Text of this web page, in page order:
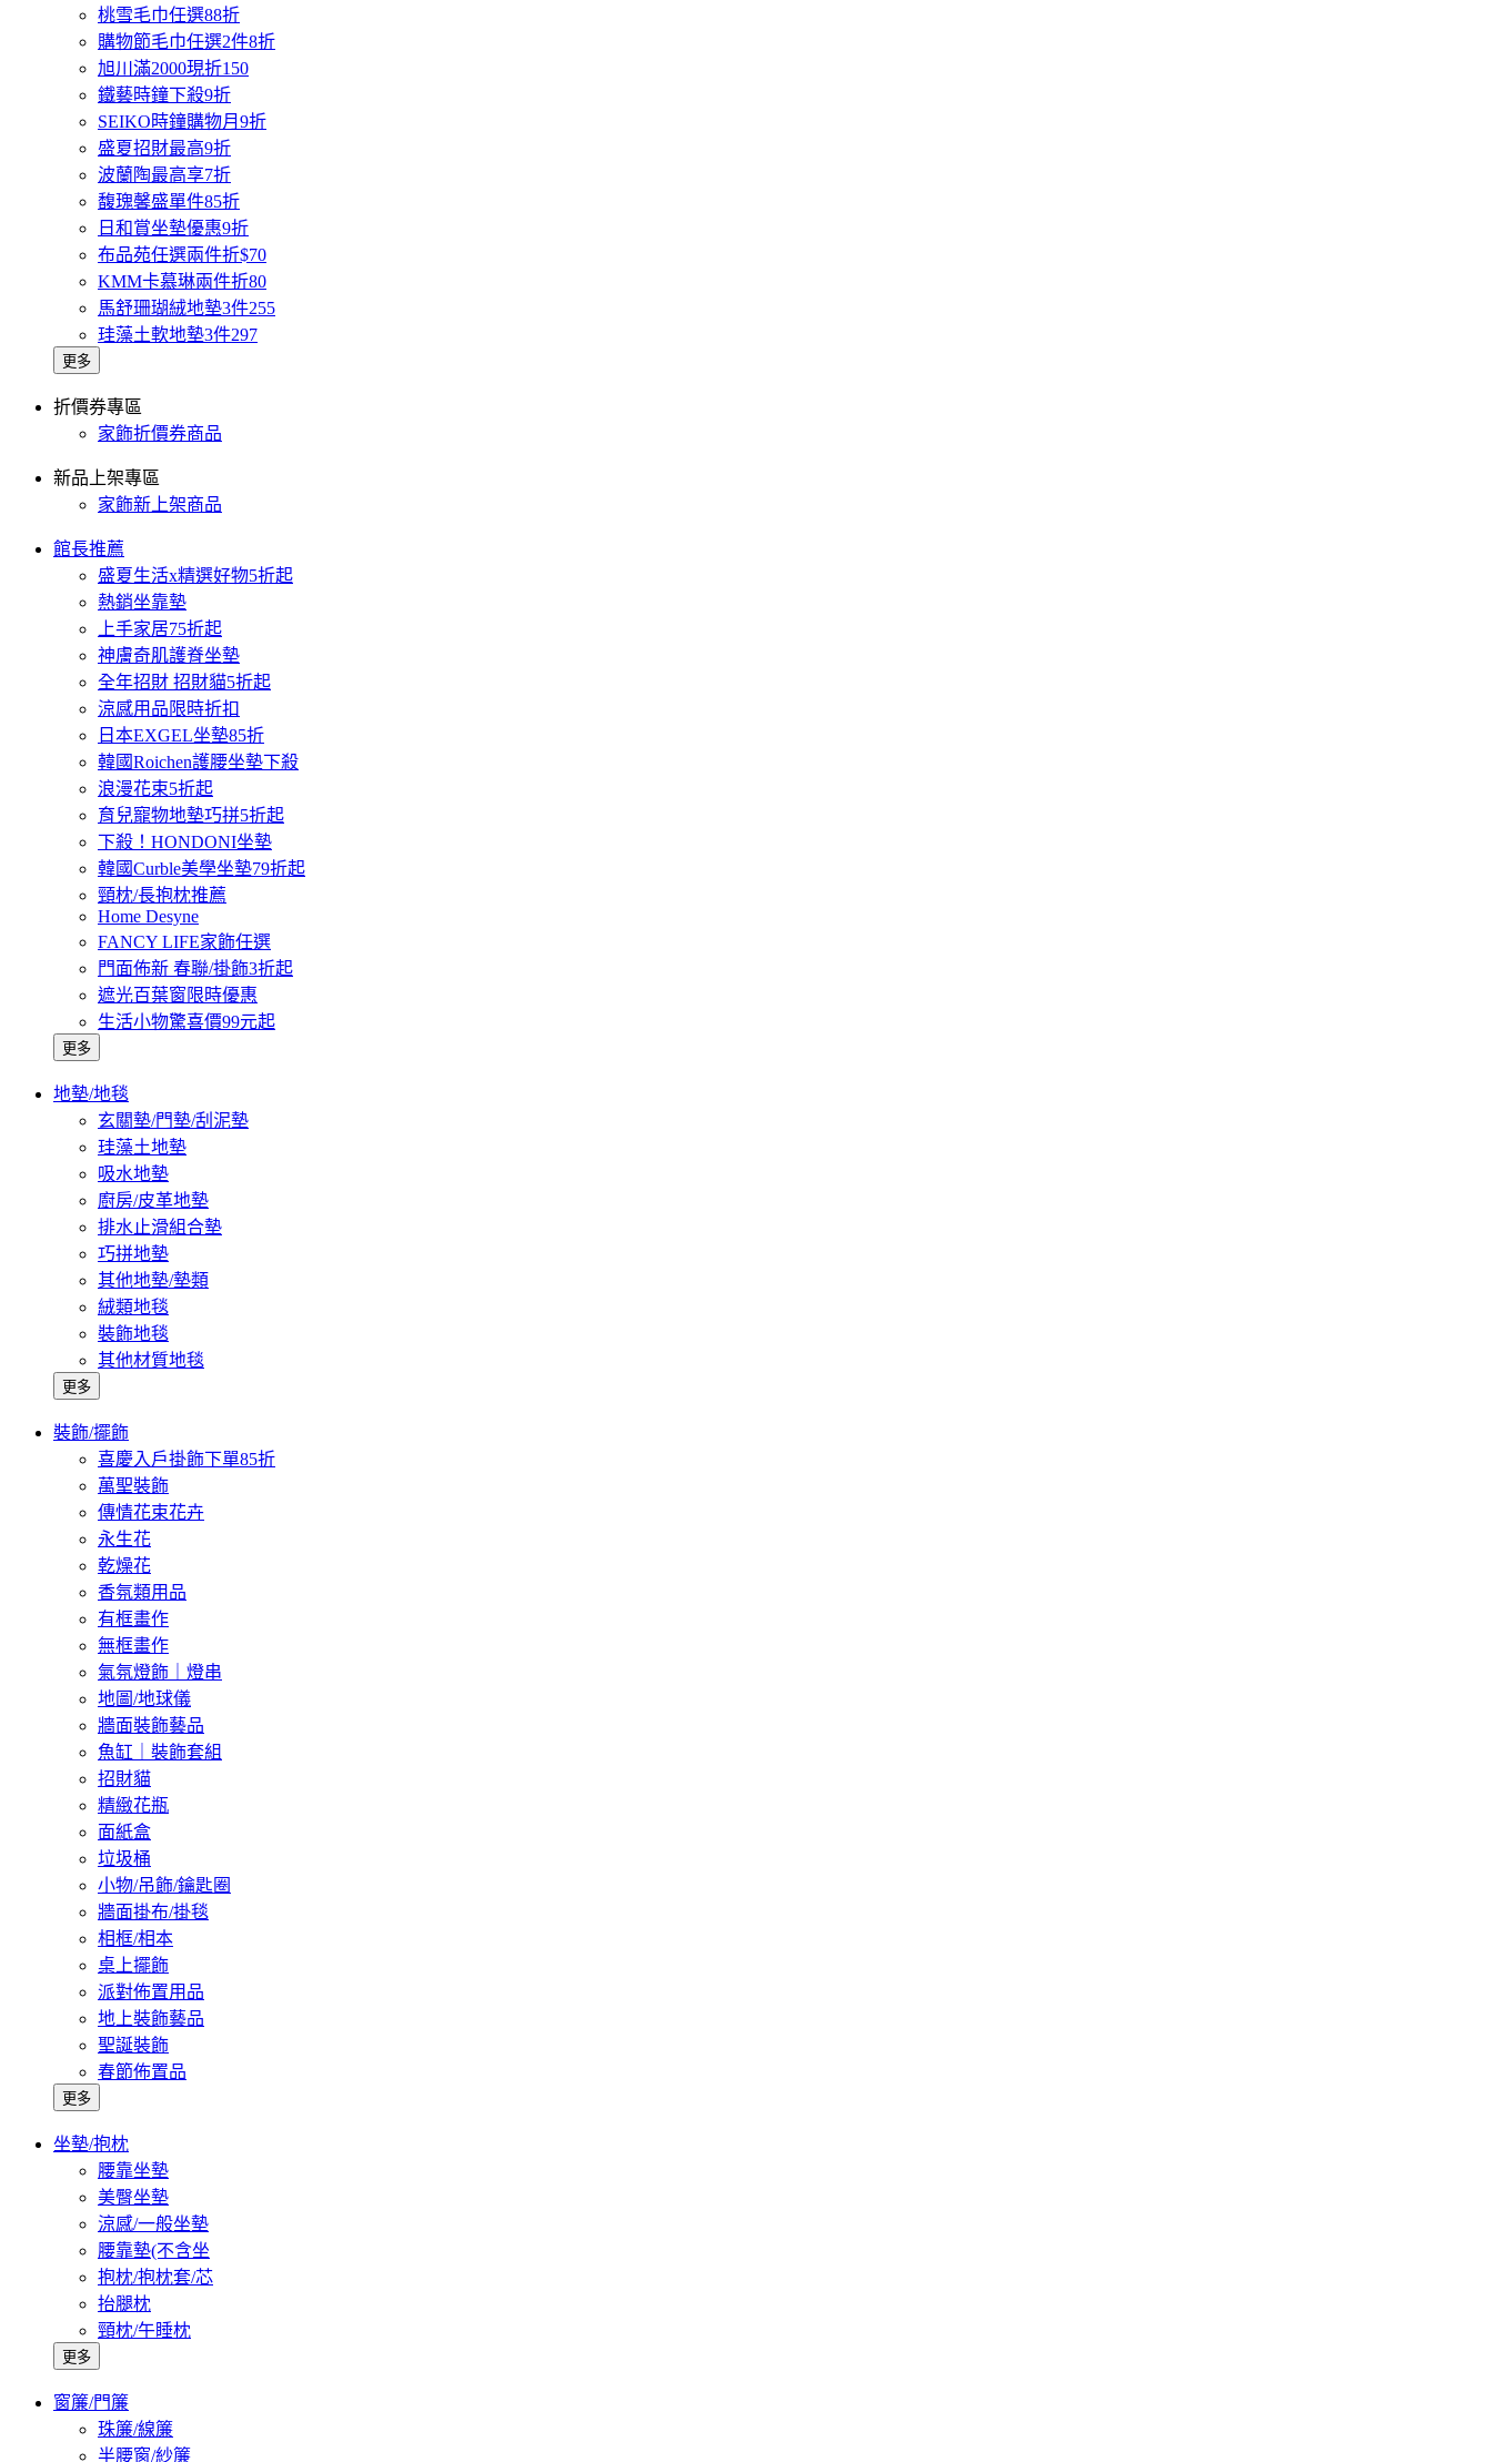
桃雪毛巾任選88折
購物節毛巾任選2件8折
旭川滿2000現折150
鐵藝時鐘下殺9折
SEIKO時鐘購物月9折
盛夏招財最高9折
波蘭陶最高享7折
馥瑰馨盛單件85折
日和賞坐墊優惠9折
布品苑任選兩件折$70
KMM卡慕琳兩件折80
馬舒珊瑚絨地墊3件255
珪藻土軟地墊3件297
更多
折價券專區
家飾折價券商品
新品上架專區
家飾新上架商品
館長推薦
盛夏生活x精選好物5折起
熱銷坐靠墊
上手家居75折起
神膚奇肌護脊坐墊
全年招財 招財貓5折起
涼感用品限時折扣
日本EXGEL坐墊85折
韓國Roichen護腰坐墊下殺
浪漫花束5折起
育兒寵物地墊巧拼5折起
下殺！HONDONI坐墊
韓國Curble美學坐墊79折起
頸枕/長抱枕推薦
Home Desyne
FANCY LIFE家飾任選
門面佈新 春聯/掛飾3折起
遮光百葉窗限時優惠
生活小物驚喜價99元起
更多
地墊/地毯
玄關墊/門墊/刮泥墊
珪藻土地墊
吸水地墊
廚房/皮革地墊
排水止滑組合墊
巧拼地墊
其他地墊/墊類
絨類地毯
裝飾地毯
其他材質地毯
更多
裝飾/擺飾
喜慶入戶掛飾下單85折
萬聖裝飾
傳情花束花卉
永生花
乾燥花
香氛類用品
有框畫作
無框畫作
氣氛燈飾｜燈串
地圖/地球儀
牆面裝飾藝品
魚缸｜裝飾套組
招財貓
精緻花瓶
面紙盒
垃圾桶
小物/吊飾/鑰匙圈
牆面掛布/掛毯
相框/相本
桌上擺飾
派對佈置用品
地上裝飾藝品
聖誕裝飾
春節佈置品
更多
坐墊/抱枕
腰靠坐墊
美臀坐墊
涼感/一般坐墊
腰靠墊(不含坐
抱枕/抱枕套/芯
抬腿枕
頸枕/午睡枕
更多
窗簾/門簾
珠簾/線簾
半腰窗/紗簾